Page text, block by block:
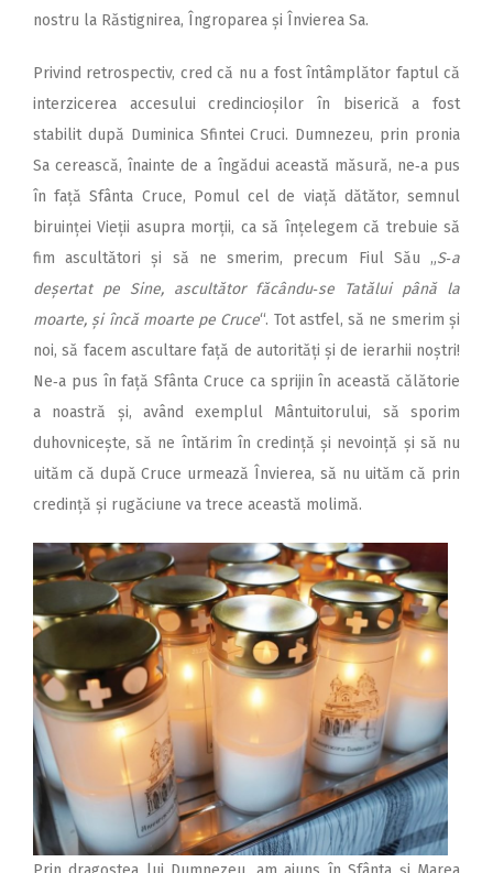
nostru la Răstignirea, Îngroparea și Învierea Sa.
Privind retrospectiv, cred că nu a fost întâmplător faptul că
interzicerea accesului credincioșilor în biserică a fost
stabilit după Duminica Sfintei Cruci. Dumnezeu, prin pronia
Sa cerească, înainte de a îngădui această măsură, ne‑a pus
în față Sfânta Cruce, Pomul cel de viață dătător, semnul
biruinței Vieții asupra morții, ca să înțelegem că trebuie să
fim ascultători și să ne smerim, precum Fiul Său „S‑a
deșertat pe Sine, ascultător făcându‑se Tatălui până la
moarte, și încă moarte pe Cruce“. Tot astfel, să ne smerim și
noi, să facem ascultare față de autorități și de ierarhii noștri!
Ne‑a pus în față Sfânta Cruce ca sprijin în această călătorie
a noastră și, având exemplul Mântuitorului, să sporim
duhovnicește, să ne întărim în credință și nevoință și să nu
uităm că după Cruce urmează Învierea, să nu uităm că prin
credință și rugăciune va trece această molimă.